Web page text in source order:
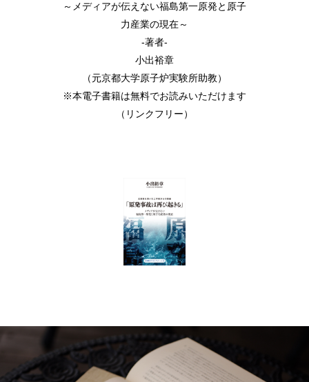
～メディアが伝えない福島第一原発と原子
力産業の現在～
-著者-
小出裕章
（元京都大学原子炉実験所助教）
※本電子書籍は無料でお読みいただけます
（リンクフリー）